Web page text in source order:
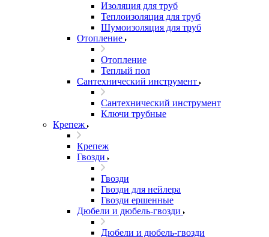
Изоляция для труб
Теплоизоляция для труб
Шумоизоляция для труб
Отопление
Отопление
Теплый пол
Сантехнический инструмент
Сантехнический инструмент
Ключи трубные
Крепеж
Крепеж
Гвозди
Гвозди
Гвозди для нейлера
Гвозди ершенные
Дюбели и дюбель-гвозди
Дюбели и дюбель-гвозди